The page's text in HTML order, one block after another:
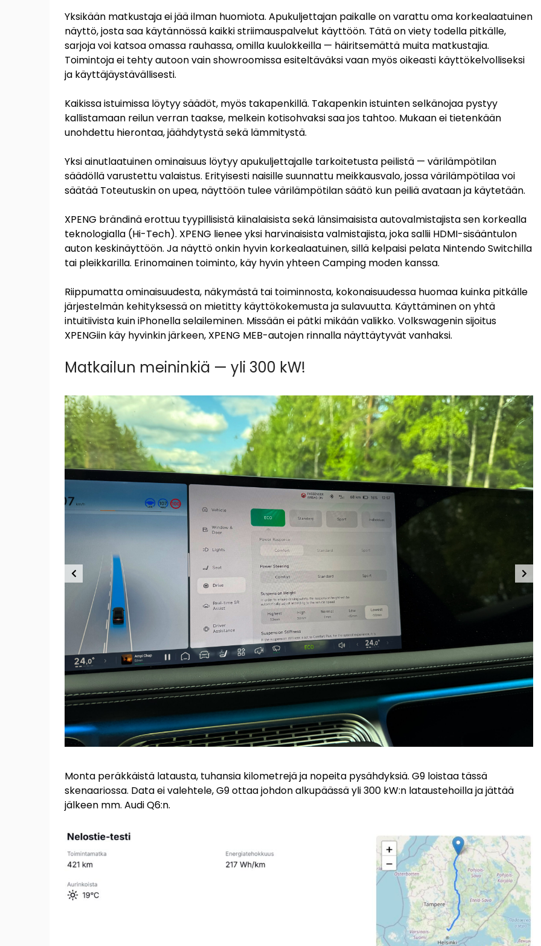
Yksikään matkustaja ei jää ilman huomiota. Apukuljettajan paikalle on varattu oma korkealaatuinen
näyttö, josta saa käytännössä kaikki striimauspalvelut käyttöön. Tätä on viety todella pitkälle,
sarjoja voi katsoa omassa rauhassa, omilla kuulokkeilla — häiritsemättä muita matkustajia.
Toimintoja ei tehty autoon vain showroomissa esiteltäväksi vaan myös oikeasti käyttökelvolliseksi
ja käyttäjäystävällisesti.
Kaikissa istuimissa löytyy säädöt, myös takapenkillä. Takapenkin istuinten selkänojaa pystyy
kallistamaan reilun verran taakse, melkein kotisohvaksi saa jos tahtoo. Mukaan ei tietenkään
unohdettu hierontaa, jäähdytystä sekä lämmitystä.
Yksi ainutlaatuinen ominaisuus löytyy apukuljettajalle tarkoitetusta peilistä — värilämpötilan
säädöllä varustettu valaistus. Erityisesti naisille suunnattu meikkausvalo, jossa värilämpötilaa voi
säätää Toteutuskin on upea, näyttöön tulee värilämpötilan säätö kun peiliä avataan ja käytetään.
XPENG brändinä erottuu tyypillisistä kiinalaisista sekä länsimaisista autovalmistajista sen korkealla
teknologialla (Hi-Tech). XPENG lienee yksi harvinaisista valmistajista, joka sallii HDMI-sisääntulon
auton keskinäyttöön. Ja näyttö onkin hyvin korkealaatuinen, sillä kelpaisi pelata Nintendo Switchilla
tai pleikkarilla. Erinomainen toiminto, käy hyvin yhteen Camping moden kanssa.
Riippumatta ominaisuudesta, näkymästä tai toiminnosta, kokonaisuudessa huomaa kuinka pitkälle
järjestelmän kehityksessä on mietitty käyttökokemusta ja sulavuutta. Käyttäminen on yhtä
intuitiivista kuin iPhonella selaileminen. Missään ei pätki mikään valikko. Volkswagenin sijoitus
XPENGiin käy hyvinkin järkeen, XPENG MEB-autojen rinnalla näyttäytyvät vanhaksi.
Matkailun meininkiä — yli 300 kW!
Monta peräkkäistä latausta, tuhansia kilometrejä ja nopeita pysähdyksiä. G9 loistaa tässä
skenaariossa. Data ei valehtele, G9 ottaa johdon alkupäässä yli 300 kW:n lataustehoilla ja jättää
jälkeen mm. Audi Q6:n.